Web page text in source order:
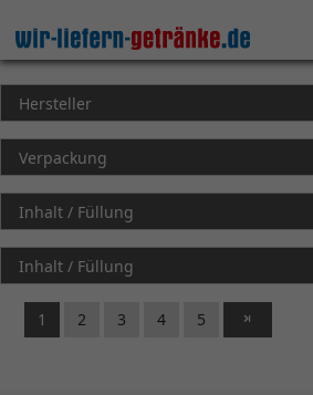
1 2 3 4 5